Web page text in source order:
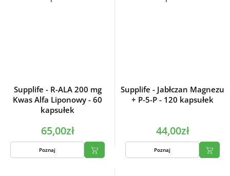
Supplife - R-ALA 200 mg
Kwas Alfa Liponowy - 60
kapsułek
65,00zł
Poznaj
Supplife - Jabłczan Magnezu
+ P-5-P - 120 kapsułek
44,00zł
Poznaj